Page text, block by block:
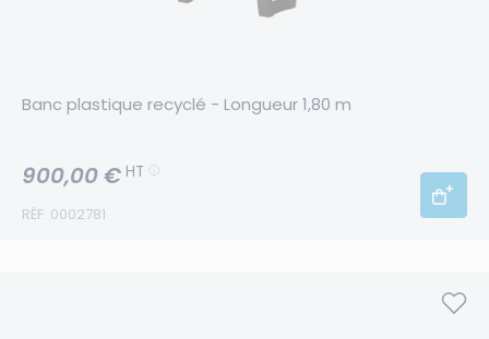
Banc plastique recyclé - Longueur 1,80 m
RÉF. 0002781
900,00 € HT